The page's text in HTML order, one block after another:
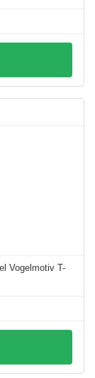
Vogelmotiv T-